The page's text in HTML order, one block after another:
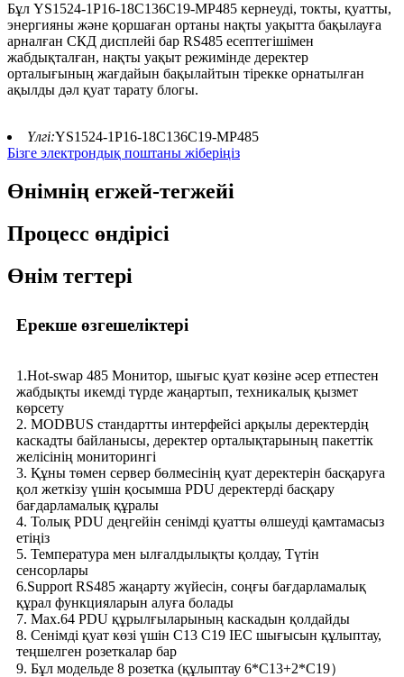
Бұл YS1524-1P16-18C136C19-MP485 кернеуді, токты, қуатты,
энергияны және қоршаған ортаны нақты уақытта бақылауға
арналған СКД дисплейі бар RS485 есептегішімен
жабдықталған, нақты уақыт режимінде деректер
орталығының жағдайын бақылайтын тірекке орнатылған
ақылды дәл қуат тарату блогы.
Үлгі:YS1524-1P16-18C136C19-MP485
Бізге электрондық поштаны жіберіңіз
Өнімнің егжей-тегжейі
Процесс өндірісі
Өнім тегтері
Ерекше өзгешеліктері
1.Hot-swap 485 Монитор, шығыс қуат көзіне әсер етпестен
жабдықты икемді түрде жаңартып, техникалық қызмет
көрсету
2. MODBUS стандартты интерфейсі арқылы деректердің
каскадты байланысы, деректер орталықтарының пакеттік
желісінің мониторингі
3. Құны төмен сервер бөлмесінің қуат деректерін басқаруға
қол жеткізу үшін қосымша PDU деректерді басқару
бағдарламалық құралы
4. Толық PDU деңгейін сенімді қуатты өлшеуді қамтамасыз
етіңіз
5. Температура мен ылғалдылықты қолдау, Түтін
сенсорлары
6.Support RS485 жаңарту жүйесін, соңғы бағдарламалық
құрал функцияларын алуға болады
7. Max.64 PDU құрылғыларының каскадын қолдайды
8. Сенімді қуат көзі үшін C13 C19 IEC шығысын құлыптау,
теңшелген розеткалар бар
9. Бұл модельде 8 розетка (құлыптау 6*C13+2*C19）